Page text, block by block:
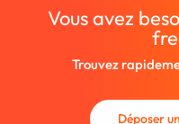
Vous avez
Trouvez
Déposer